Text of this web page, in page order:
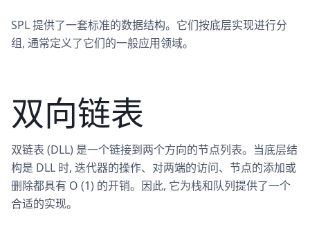
SPL 提供了一套标准的数据结构。它们按底层实现进行分
组, 通常定义了它们的一般应用领域。
双向链表
双链表 (DLL) 是一个链接到两个方向的节点列表。当底层结
构是 DLL 时, 迭代器的操作、对两端的访问、节点的添加或
删除都具有 O (1) 的开销。因此, 它为栈和队列提供了一个
合适的实现。